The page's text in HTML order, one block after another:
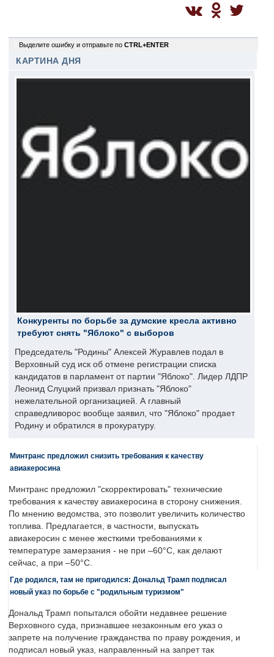
Выделите ошибку и отправьте по CTRL+ENTER
КАРТИНА ДНЯ
Конкуренты по борьбе за думские кресла активно
требуют снять "Яблоко" с выборов
Председатель "Родины" Алексей Журавлев подал в
Верховный суд иск об отмене регистрации списка
кандидатов в парламент от партии "Яблоко". Лидер ЛДПР
Леонид Слуцкий призвал признать "Яблоко"
нежелательной организацией. А главный
справедливорос вообще заявил, что "Яблоко" продает
Родину и обратился в прокуратуру.
Минтранс предложил снизить требования к качеству
авиакеросина
Минтранс предложил "скорректировать" технические
требования к качеству авиакеросина в сторону снижения.
По мнению ведомства, это позволит увеличить количество
топлива. Предлагается, в частности, выпускать
авиакеросин с менее жесткими требованиями к
температуре замерзания - не при –60°C, как делают
сейчас, а при –50°C.
Где родился, там не пригодился: Дональд Трамп подписал
новый указ по борьбе с "родильным туризмом"
Дональд Трамп попытался обойти недавнее решение
Верховного суда, признавшее незаконным его указ о
запрете на получение гражданства по праву рождения, и
подписал новый указ, направленный на запрет так